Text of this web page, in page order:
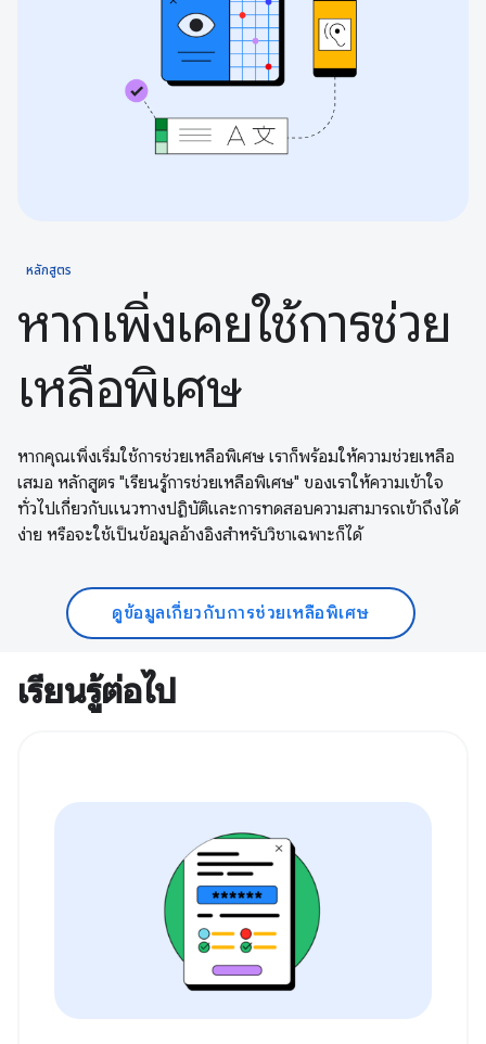
หลักสูตร
หากเพิ่งเคยใช้การช่วย
เหลือพิเศษ
หากคุณเพิ่งเริ่มใช้การช่วยเหลือพิเศษ เราก็พร้อมให้ความช่วยเหลือ
เสมอ หลักสูตร "เรียนรู้การช่วยเหลือพิเศษ" ของเราให้ความเข้าใจ
ทั่วไปเกี่ยวกับแนวทางปฏิบัติและการทดสอบความสามารถเข้าถึงได้
ง่าย หรือจะใช้เป็นข้อมูลอ้างอิงสำหรับวิชาเฉพาะก็ได้
ดูข้อมูลเกี่ยวกับการช่วยเหลือพิเศษ
เรียนรู้ต่อไป